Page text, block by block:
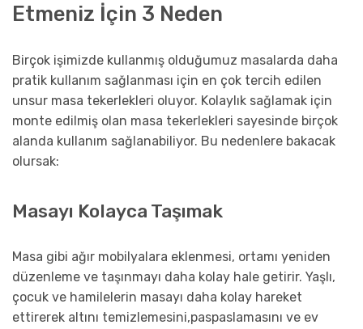
Etmeniz İçin 3 Neden
Birçok işimizde kullanmış olduğumuz masalarda daha
pratik kullanım sağlanması için en çok tercih edilen
unsur masa tekerlekleri oluyor. Kolaylık sağlamak için
monte edilmiş olan masa tekerlekleri sayesinde birçok
alanda kullanım sağlanabiliyor. Bu nedenlere bakacak
olursak:
Masayı Kolayca Taşımak
Masa gibi ağır mobilyalara eklenmesi, ortamı yeniden
düzenleme ve taşınmayı daha kolay hale getirir. Yaşlı,
çocuk ve hamilelerin masayı daha kolay hareket
ettirerek altını temizlemesini,paspaslamasını ve ev